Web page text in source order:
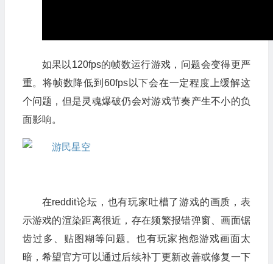
如果以120fps的帧数运行游戏，问题会变得更严
重。将帧数降低到60fps以下会在一定程度上缓解这
个问题，但是灵魂爆破仍会对游戏节奏产生不小的负
面影响。
在reddit论坛，也有玩家吐槽了游戏的画质，表
示游戏的渲染距离很近，存在频繁报错弹窗、画面锯
齿过多、贴图糊等问题。也有玩家抱怨游戏画面太
暗，希望官方可以通过后续补丁更新改善或修复一下